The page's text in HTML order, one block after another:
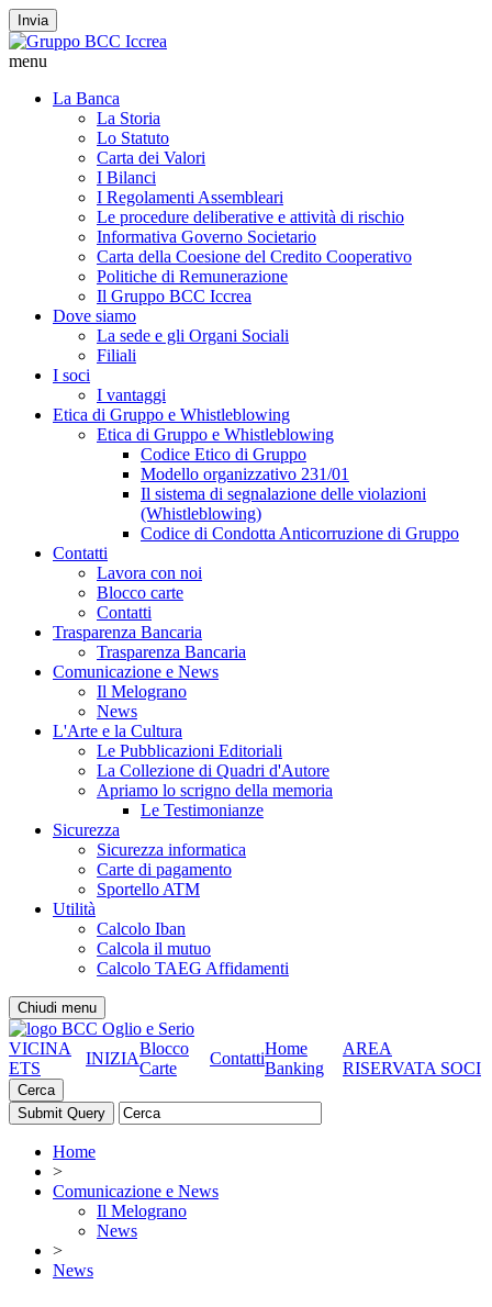
Invia
menu
La Banca
La Storia
Lo Statuto
Carta dei Valori
I Bilanci
I Regolamenti Assembleari
Le procedure deliberative e attività di rischio
Informativa Governo Societario
Carta della Coesione del Credito Cooperativo
Politiche di Remunerazione
Il Gruppo BCC Iccrea
Dove siamo
La sede e gli Organi Sociali
Filiali
I soci
I vantaggi
Etica di Gruppo e Whistleblowing
Etica di Gruppo e Whistleblowing
Codice Etico di Gruppo
Modello organizzativo 231/01
Il sistema di segnalazione delle violazioni
(Whistleblowing)
Codice di Condotta Anticorruzione di Gruppo
Contatti
Lavora con noi
Blocco carte
Contatti
Trasparenza Bancaria
Trasparenza Bancaria
Comunicazione e News
Il Melograno
News
L'Arte e la Cultura
Le Pubblicazioni Editoriali
La Collezione di Quadri d'Autore
Apriamo lo scrigno della memoria
Le Testimonianze
Sicurezza
Sicurezza informatica
Carte di pagamento
Sportello ATM
Utilità
Calcolo Iban
Calcola il mutuo
Calcolo TAEG Affidamenti
Chiudi menu
VICINA
ETS
INIZIA
Blocco
Carte
Contatti
Home
Banking
AREA
RISERVATA SOCI
Cerca
Home
>
Comunicazione e News
Il Melograno
News
>
News